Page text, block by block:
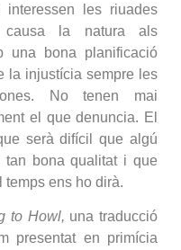
les riuades
causa la natura als
una bona planificació
la injustícia sempre les
No tenen mai
el que denuncia. El
serà difícil que algú
tan bona qualitat i que
temps ens ho dirà.
to Howl, una traducció
presentat en primícia